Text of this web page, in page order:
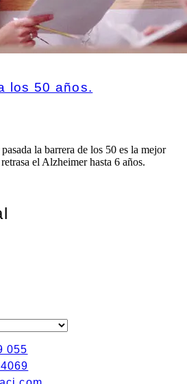
los 50 años.
la barrera de los 50 es la mejor
el Alzheimer hasta 6 años.
055